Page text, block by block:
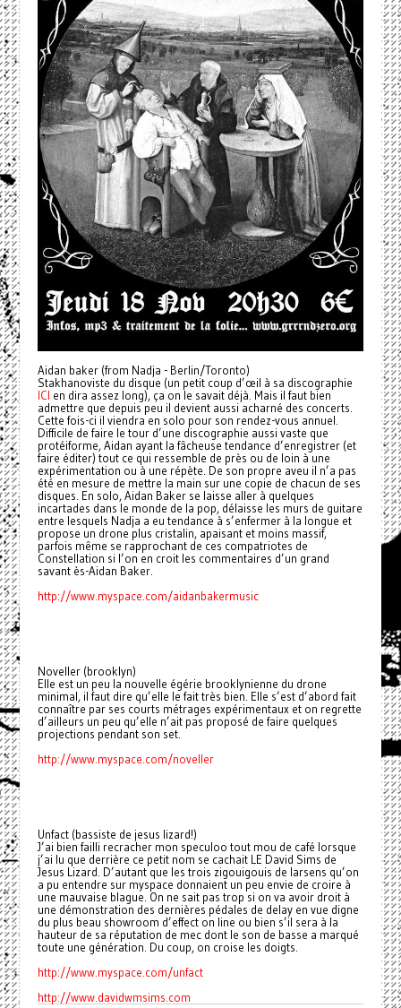
Aidan baker (from Nadja - Berlin/Toronto)
Stakhanoviste du disque (un petit coup d’œil à sa discographie
ICI en dira assez long), ça on le savait déjà. Mais il faut bien
admettre que depuis peu il devient aussi acharné des concerts.
Cette fois-ci il viendra en solo pour son rendez-vous annuel.
Difficile de faire le tour d’une discographie aussi vaste que
protéiforme, Aidan ayant la fâcheuse tendance d’enregistrer (et
faire éditer) tout ce qui ressemble de près ou de loin à une
expérimentation ou à une répète. De son propre aveu il n’a pas
été en mesure de mettre la main sur une copie de chacun de ses
disques. En solo, Aidan Baker se laisse aller à quelques
incartades dans le monde de la pop, délaisse les murs de guitare
entre lesquels Nadja a eu tendance à s’enfermer à la longue et
propose un drone plus cristalin, apaisant et moins massif,
parfois même se rapprochant de ces compatriotes de
Constellation si l’on en croit les commentaires d’un grand
savant ès-Aidan Baker.
http://www.myspace.com/aidanbakermusic
Noveller (brooklyn)
Elle est un peu la nouvelle égérie brooklynienne du drone
minimal, il faut dire qu’elle le fait très bien. Elle s’est d’abord fait
connaître par ses courts métrages expérimentaux et on regrette
d’ailleurs un peu qu’elle n’ait pas proposé de faire quelques
projections pendant son set.
http://www.myspace.com/noveller
Unfact (bassiste de jesus lizard!)
J’ai bien failli recracher mon speculoo tout mou de café lorsque
j’ai lu que derrière ce petit nom se cachait LE David Sims de
Jesus Lizard. D’autant que les trois zigouigouis de larsens qu’on
a pu entendre sur myspace donnaient un peu envie de croire à
une mauvaise blague. On ne sait pas trop si on va avoir droit à
une démonstration des dernières pédales de delay en vue digne
du plus beau showroom d’effect on line ou bien s’il sera à la
hauteur de sa réputation de mec dont le son de basse a marqué
toute une génération. Du coup, on croise les doigts.
http://www.myspace.com/unfact
http://www.davidwmsims.com